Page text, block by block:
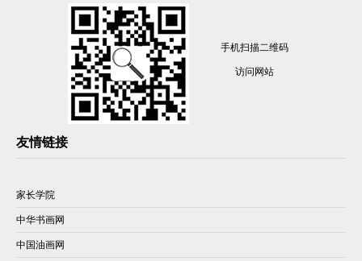
手机扫描二维码
访问网站
友情链接
家长学院
中华书画网
中国油画网